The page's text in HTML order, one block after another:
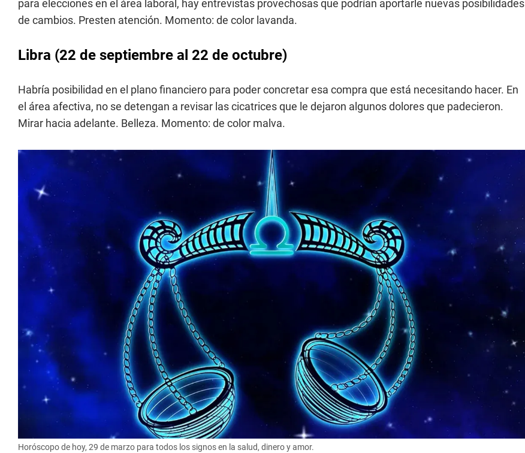
para elecciones en el área laboral, hay entrevistas provechosas que podrían aportarle nuevas posibilidades
de cambios. Presten atención. Momento: de color lavanda.
Libra (22 de septiembre al 22 de octubre)
Habría posibilidad en el plano financiero para poder concretar esa compra que está necesitando hacer. En
el área afectiva, no se detengan a revisar las cicatrices que le dejaron algunos dolores que padecieron.
Mirar hacia adelante. Belleza. Momento: de color malva.
Horóscopo de hoy, 29 de marzo para todos los signos en la salud, dinero y amor.